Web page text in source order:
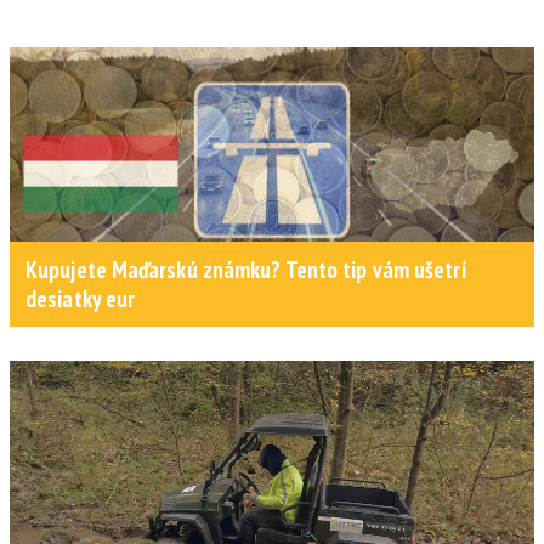
Kupujete Maďarskú známku? Tento tip vám ušetrí
desiatky eur